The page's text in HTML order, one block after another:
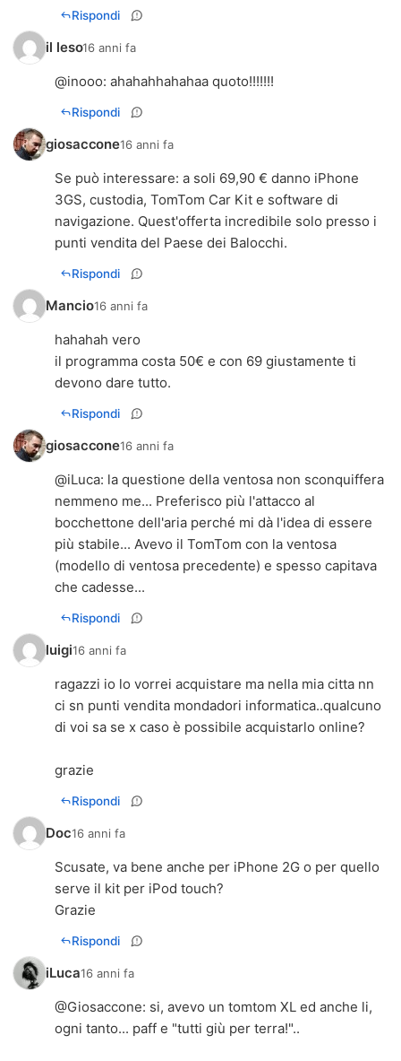
Rispondi
il leso16 anni fa
@inooo: ahahahhahahaa quoto!!!!!!!
Rispondi
giosaccone16 anni fa
Se può interessare: a soli 69,90 € danno iPhone
3GS, custodia, TomTom Car Kit e software di
navigazione. Quest'offerta incredibile solo presso i
punti vendita del Paese dei Balocchi.
Rispondi
Mancio16 anni fa
hahahah vero
il programma costa 50€ e con 69 giustamente ti
devono dare tutto.
Rispondi
giosaccone16 anni fa
@iLuca: la questione della ventosa non sconquiffera
nemmeno me... Preferisco più l'attacco al
bocchettone dell'aria perché mi dà l'idea di essere
più stabile... Avevo il TomTom con la ventosa
(modello di ventosa precedente) e spesso capitava
che cadesse...
Rispondi
luigi16 anni fa
ragazzi io lo vorrei acquistare ma nella mia citta nn
ci sn punti vendita mondadori informatica..qualcuno
di voi sa se x caso è possibile acquistarlo online?
grazie
Rispondi
Doc16 anni fa
Scusate, va bene anche per iPhone 2G o per quello
serve il kit per iPod touch?
Grazie
Rispondi
iLuca16 anni fa
@Giosaccone: si, avevo un tomtom XL ed anche li,
ogni tanto... paff e "tutti giù per terra!"..